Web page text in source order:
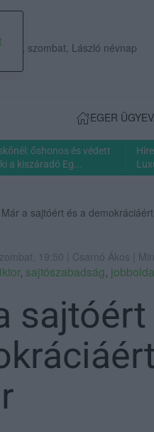
08., szombat, László névnap
EGER ÜGYE
őshonos és védett
a kiszáradó Eg...
Már a sajtóért és a
19:50 | Csarnó Ákos |
, sajtószabadság,
sajtóért